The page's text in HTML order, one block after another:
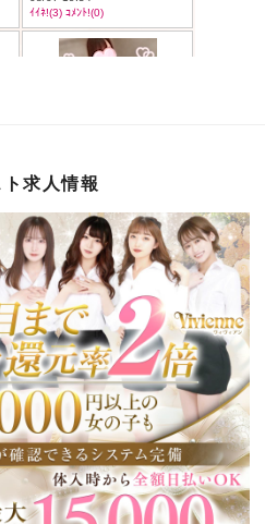
求人情報